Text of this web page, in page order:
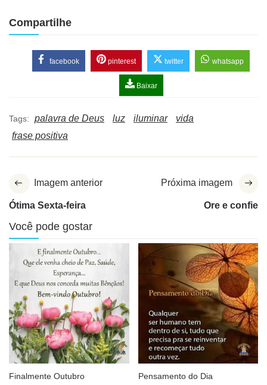
Compartilhe
facebook pinterest twitter whatsapp
Baixar
Tags: palavra de Deus luz iluminar
vida
frase positiva
Imagem anterior
Ótima Sexta-feira
Próxima imagem
Ore e confie
Você pode gostar
Finalmente Outubro Pensamento do Dia